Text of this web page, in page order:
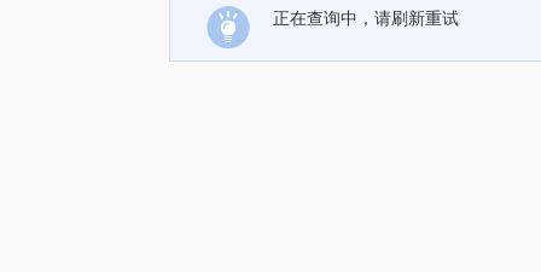
正在查询中，请刷新重试